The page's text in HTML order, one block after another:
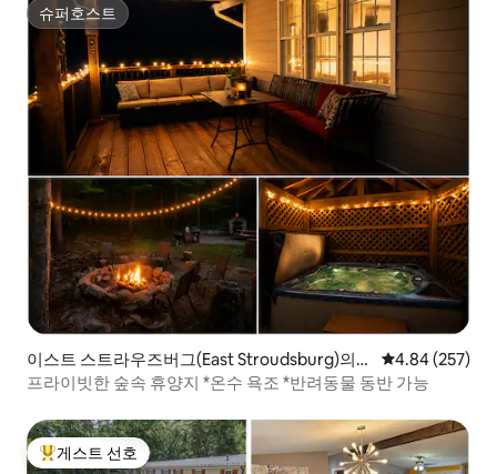
슈퍼호스트
슈퍼호스트
이스트 스트라우즈버그(East Stroudsburg)의
집
평점 4.84점(5
4.84 (257)
프라이빗한 숲속 휴양지 *온수 욕조 *반려동물 동반 가능
상위 게스트 선호
게스트 선호